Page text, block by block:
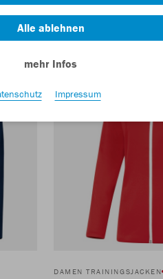
DAMEN TRAININGSJACKEN
Alle ablehnen
mehr Infos
Impressum